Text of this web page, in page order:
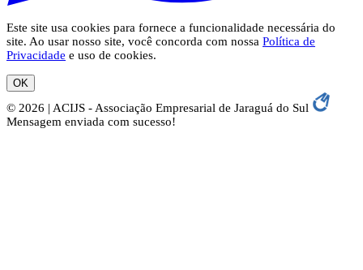
Este site usa cookies para fornece a funcionalidade necessária do
site. Ao usar nosso site, você concorda com nossa Política de
Privacidade e uso de cookies.
OK
© 2026 | ACIJS - Associação Empresarial de Jaraguá do Sul
Mensagem enviada com sucesso!